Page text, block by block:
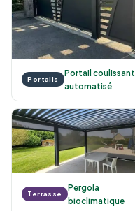
Portails
Portail coulissant
automatisé
Terrasse
Pergola
bioclimatique